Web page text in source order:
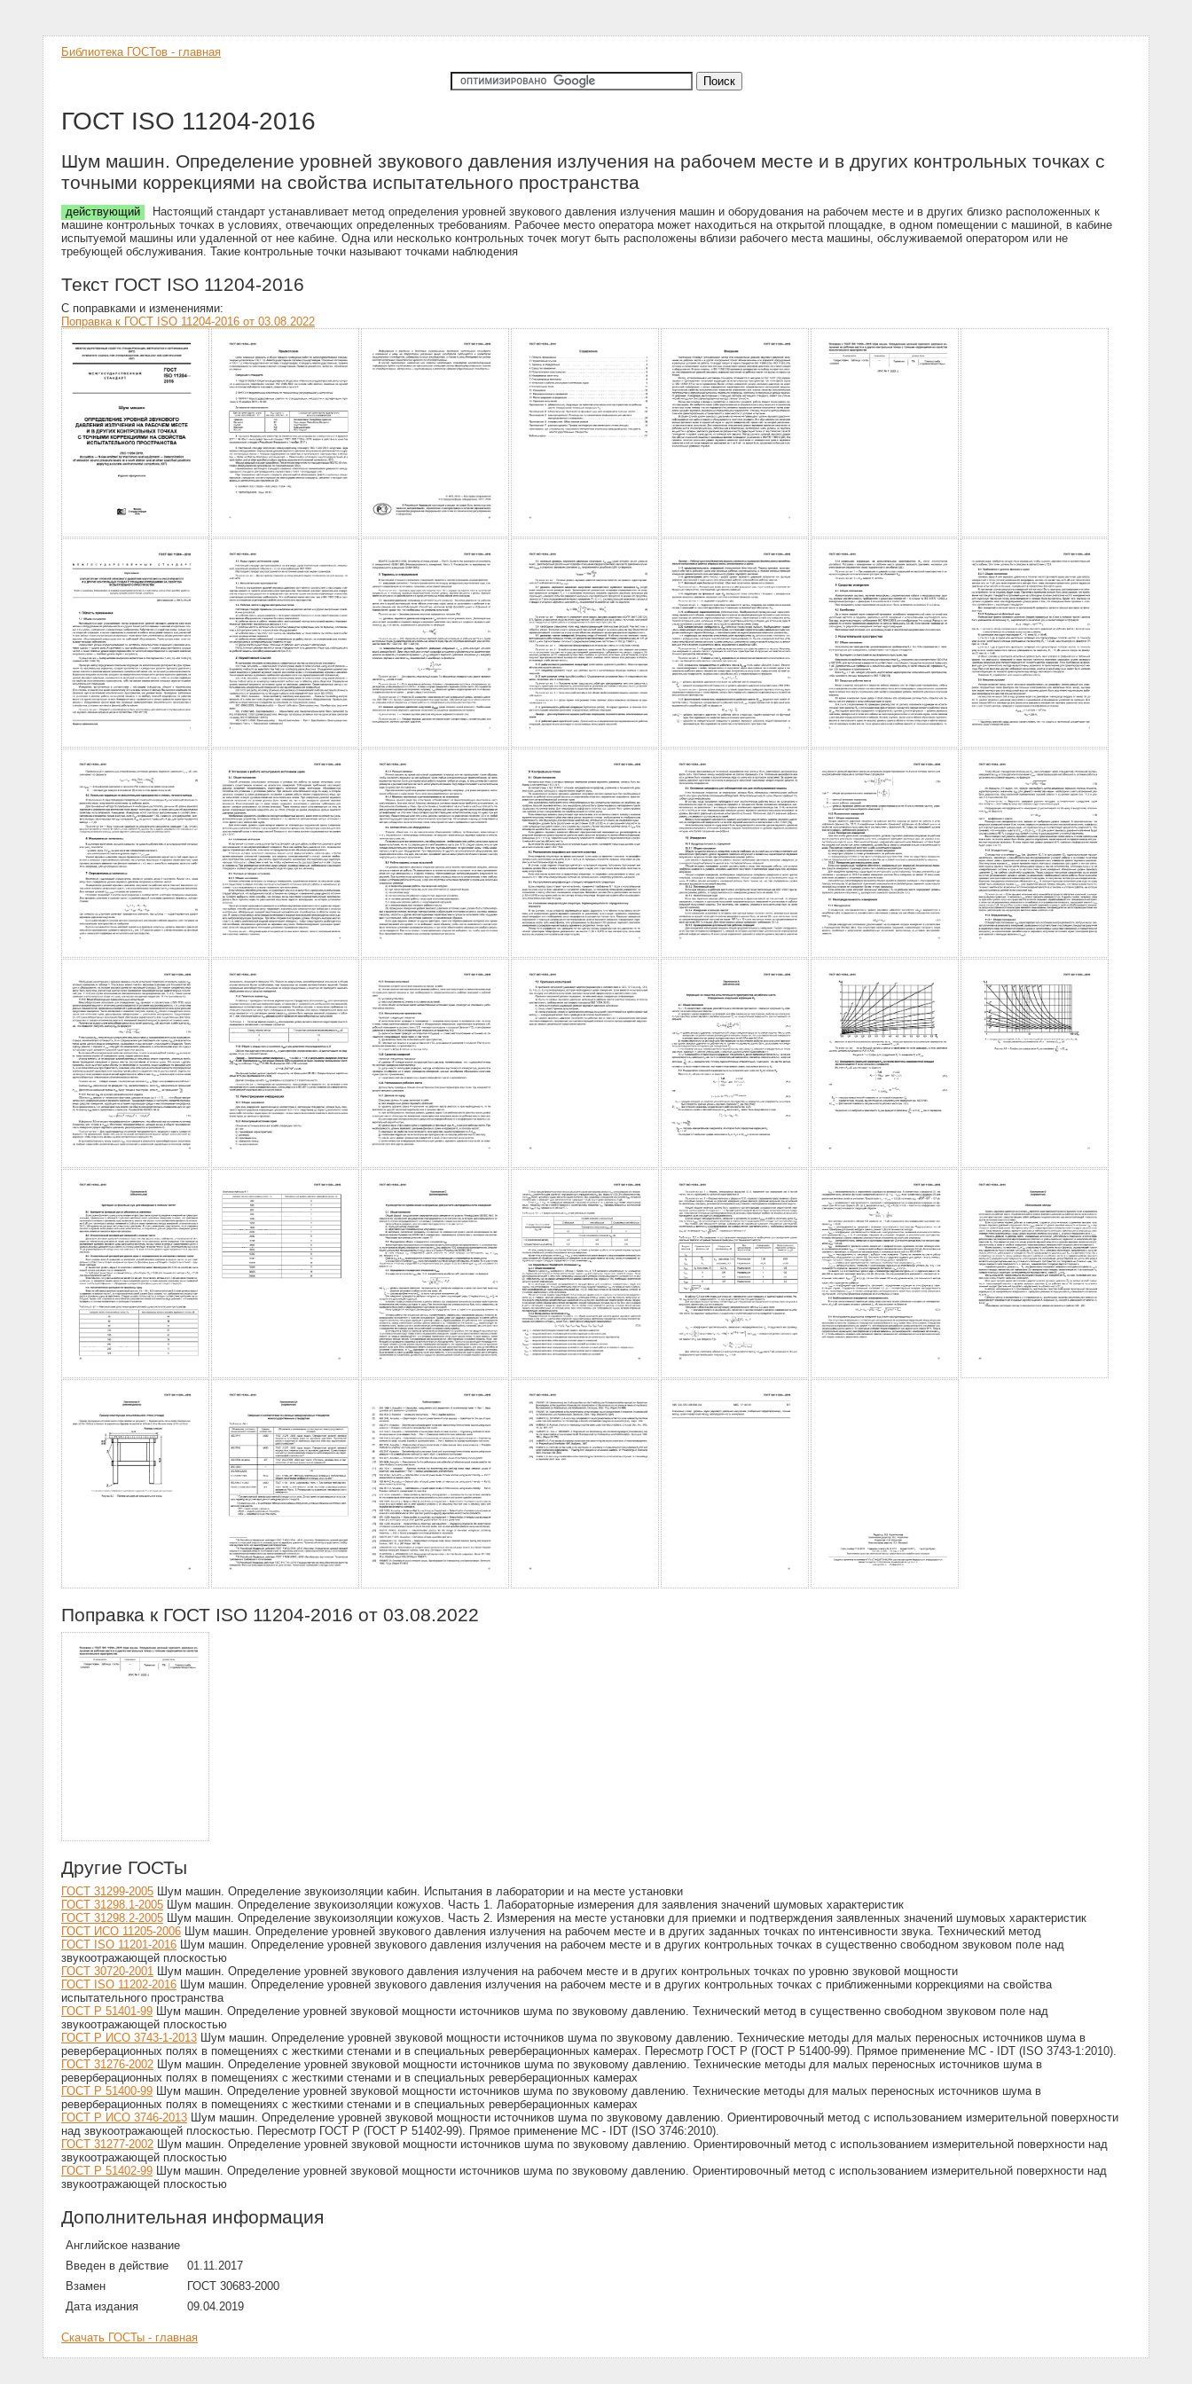
Библиотека ГОСТов - главная
ГОСТ ISO 11204-2016
Шум машин. Определение уровней звукового давления излучения на рабочем месте и в других контрольных точках с
точными коррекциями на свойства испытательного пространства
действующий
Настоящий стандарт устанавливает метод определения уровней звукового давления излучения машин и оборудования на рабочем месте и в других близко расположенных к
машине контрольных точках в условиях, отвечающих определенных требованиям. Рабочее место оператора может находиться на открытой площадке, в одном помещении с машиной, в кабине
испытуемой машины или удаленной от нее кабине. Одна или несколько контрольных точек могут быть расположены вблизи рабочего места машины, обслуживаемой оператором или не
требующей обслуживания. Такие контрольные точки называют точками наблюдения
Текст ГОСТ ISO 11204-2016
С поправками и изменениями:
Поправка к ГОСТ ISO 11204-2016 от 03.08.2022
Поправка к ГОСТ ISO 11204-2016 от 03.08.2022
Другие ГОСТы
ГОСТ 31299-2005 Шум машин. Определение звукоизоляции кабин. Испытания в лаборатории и на месте установки
ГОСТ 31298.1-2005 Шум машин. Определение звукоизоляции кожухов. Часть 1. Лабораторные измерения для заявления значений шумовых характеристик
ГОСТ 31298.2-2005 Шум машин. Определение звукоизоляции кожухов. Часть 2. Измерения на месте установки для приемки и подтверждения заявленных значений шумовых характеристик
ГОСТ ИСО 11205-2006 Шум машин. Определение уровней звукового давления излучения на рабочем месте и в других заданных точках по интенсивности звука. Технический метод
ГОСТ ISO 11201-2016 Шум машин. Определение уровней звукового давления излучения на рабочем месте и в других контрольных точках в существенно свободном звуковом поле над
звукоотражающей плоскостью
ГОСТ 30720-2001 Шум машин. Определение уровней звукового давления излучения на рабочем месте и в других контрольных точках по уровню звуковой мощности
ГОСТ ISO 11202-2016 Шум машин. Определение уровней звукового давления излучения на рабочем месте и в других контрольных точках с приближенными коррекциями на свойства
испытательного пространства
ГОСТ Р 51401-99 Шум машин. Определение уровней звуковой мощности источников шума по звуковому давлению. Технический метод в существенно свободном звуковом поле над
звукоотражающей плоскостью
ГОСТ Р ИСО 3743-1-2013 Шум машин. Определение уровней звуковой мощности источников шума по звуковому давлению. Технические методы для малых переносных источников шума в
реверберационных полях в помещениях с жесткими стенами и в специальных реверберационных камерах. Пересмотр ГОСТ Р (ГОСТ Р 51400-99). Прямое применение МС - IDT (ISO 3743-1:2010).
ГОСТ 31276-2002 Шум машин. Определение уровней звуковой мощности источников шума по звуковому давлению. Технические методы для малых переносных источников шума в
реверберационных полях в помещениях с жесткими стенами и в специальных реверберационных камерах
ГОСТ Р 51400-99 Шум машин. Определение уровней звуковой мощности источников шума по звуковому давлению. Технические методы для малых переносных источников шума в
реверберационных полях в помещениях с жесткими стенами и в специальных реверберационных камерах
ГОСТ Р ИСО 3746-2013 Шум машин. Определение уровней звуковой мощности источников шума по звуковому давлению. Ориентировочный метод с использованием измерительной поверхности
над звукоотражающей плоскостью. Пересмотр ГОСТ Р (ГОСТ Р 51402-99). Прямое применение МС - IDT (ISO 3746:2010).
ГОСТ 31277-2002 Шум машин. Определение уровней звуковой мощности источников шума по звуковому давлению. Ориентировочный метод с использованием измерительной поверхности над
звукоотражающей плоскостью
ГОСТ Р 51402-99 Шум машин. Определение уровней звуковой мощности источников шума по звуковому давлению. Ориентировочный метод с использованием измерительной поверхности над
звукоотражающей плоскостью
Дополнительная информация
Английское название
Введен в действие
01.11.2017
Взамен
ГОСТ 30683-2000
Дата издания
09.04.2019
Скачать ГОСТы - главная